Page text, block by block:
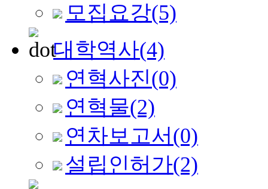
모집요강(5)
대학역사(4)
연혁사진(0)
연혁물(2)
연차보고서 (0)
설립인허가(2)